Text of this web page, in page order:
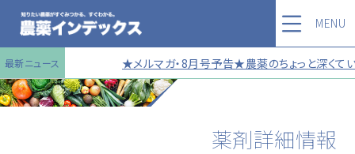
最新ニュース ★メルマガ・8月号予告★農薬のちょっと深
MENU
薬剤詳細情報